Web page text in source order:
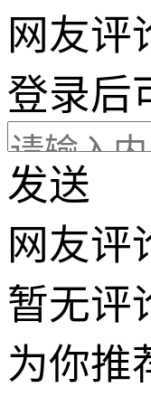
网友评
登录后
发送
网友评
暂无评
为你推